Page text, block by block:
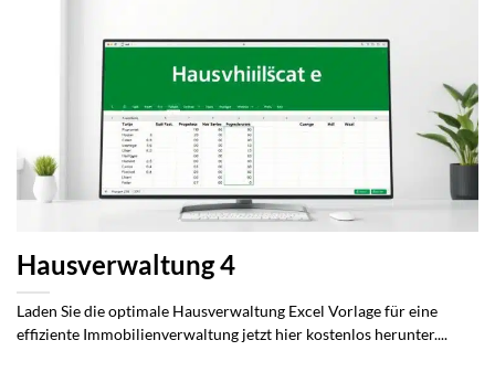
Hausverwaltung 4
Laden Sie die optimale Hausverwaltung Excel Vorlage für eine
effiziente Immobilienverwaltung jetzt hier kostenlos herunter....